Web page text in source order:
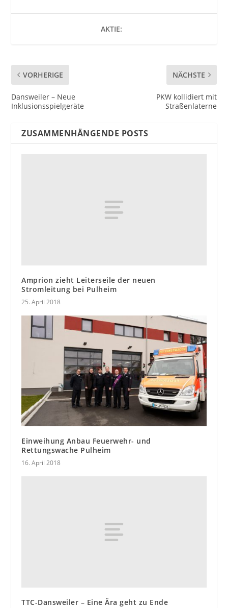
AKTIE:
VORHERIGE
Dansweiler – Neue
Inklusionsspielgeräte
NÄCHSTE
PKW kollidiert mit
Straßenlaterne
ZUSAMMENHÄNGENDE POSTS
Amprion zieht Leiterseile der neuen
Stromleitung bei Pulheim
25. April 2018
Einweihung Anbau Feuerwehr- und
Rettungswache Pulheim
16. April 2018
TTC-Dansweiler – Eine Ära geht zu Ende